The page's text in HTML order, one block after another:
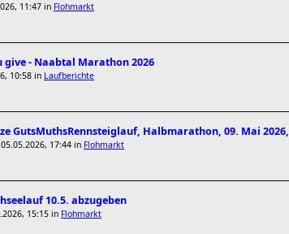
11:47 in Flohmarkt
give - Naabtal Marathon 2026
10:58 in Laufberichte
GutsMuthsRennsteiglauf, Halbmarathon, 09. Mai 2026,
05.05.2026, 17:44 in Flohmarkt
10.5. abzugeben
15:15 in Flohmarkt